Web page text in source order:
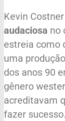
Kevin
audaciosa no
estreia como
uma
dos anos 90
gênero
acreditavam
fazer